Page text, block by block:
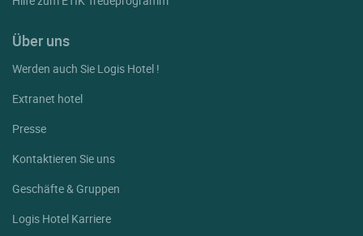
Über uns
Werden auch Sie Logis Hotel !
Extranet hotel
Presse
Kontaktieren Sie uns
Geschäfte & Gruppen
Logis Hotel Karriere